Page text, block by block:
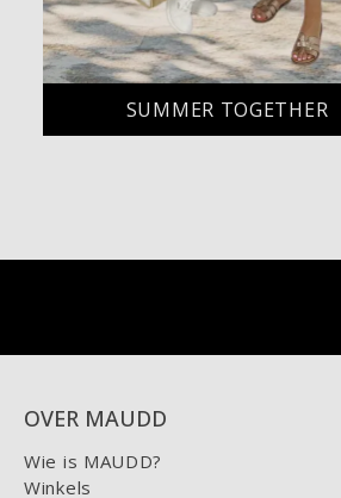
SUMMER TOGETHER
OVER MAUDD
Wie is MAUDD?
Winkels